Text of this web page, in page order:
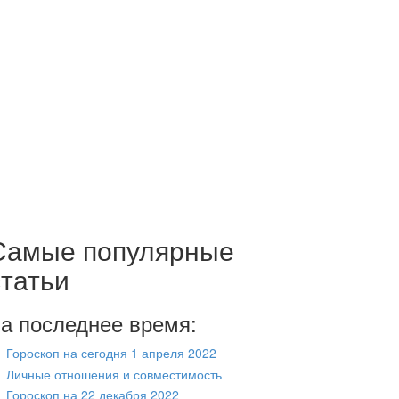
популярные
последнее время:
Гороскоп на сегодня 1 апреля 2022
Личные отношения и совместимость
Гороскоп на 22 декабря 2022